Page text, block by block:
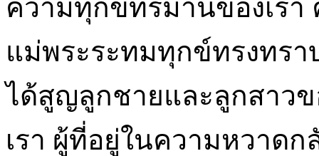
ความทุกข์ทรมานของเร
แม่พระระทมทุกข์ทรงทร
ได้สูญลูกชายและลูกสาวข
เรา ผู้ที่อยู่ในความหวาด